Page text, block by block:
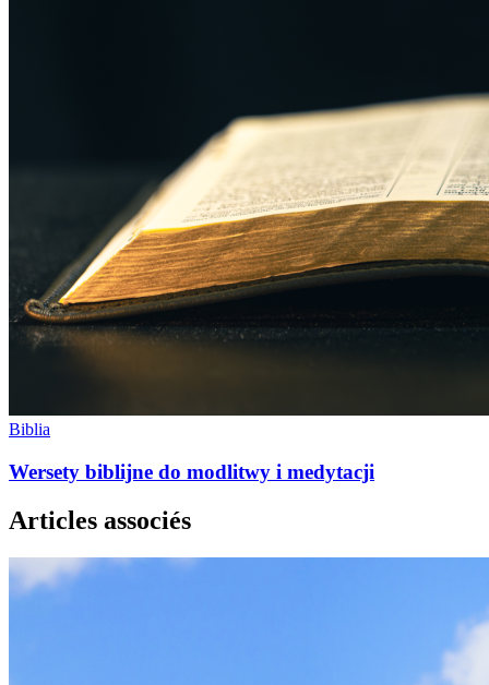
Biblia
Wersety biblijne do modlitwy i medytacji
Articles associés